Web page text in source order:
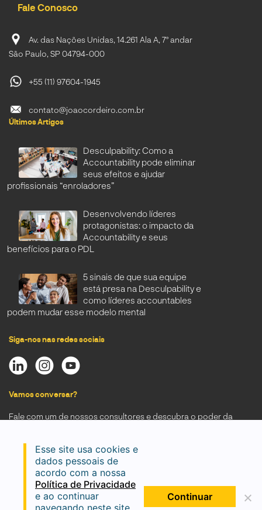
Fale Conosco
Av. das Nações Unidas, 14.261 Ala A, 7º andar
São Paulo, SP 04794-000
+55 (11) 97604-1945
contato@joaocordeiro.com.br
Últimos Artigos
Desculpability: Como a
Accountability pode eliminar
seus efeitos e ajudar
profissionais “enroladores”
Desenvolvendo líderes
protagonistas: o impacto da
Accountability e seus
benefícios para o PDL
5 sinais de que sua equipe
está presa na Desculpability e
como líderes accountables
podem mudar esse modelo mental
Siga-nos nas redes sociais
Vamos conversar?
Fale com um de nossos consultores e descubra o poder da
Solicitar Contato
Esse site usa cookies e
dados pessoais de
acordo com a nossa
Política de Privacidade
e ao continuar
navegando neste site,
Continuar